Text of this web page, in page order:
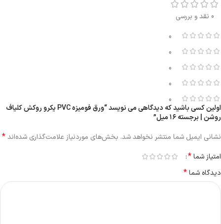
0 نقد و بررسی
0
0
0
0
0
اولین کسی باشید که دیدگاهی می نویسد “ورق فومیزه PVC یکرو روکش کلیاف
روشن | برجسته ۱۶ میل”
نشانی ایمیل شما منتشر نخواهد شد. بخش‌های موردنیاز علامت‌گذاری شده‌اند*
امتیاز شما*
دیدگاه شما*